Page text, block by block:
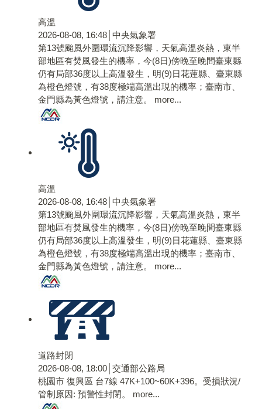
高溫
2026-08-08, 16:48│中央氣象署
第13號颱風外圍環流沉降影響，天氣高溫炎熱，東半
部地區有焚風發生的機率，今(8日)傍晚至晚間臺東縣
仍有局部36度以上高溫發生，明(9)日花蓮縣、臺東縣
為橙色燈號，有38度極端高溫出現的機率；臺南市、
金門縣為黃色燈號，請注意。 more...
高溫
2026-08-08, 16:48│中央氣象署
第13號颱風外圍環流沉降影響，天氣高溫炎熱，東半
部地區有焚風發生的機率，今(8日)傍晚至晚間臺東縣
仍有局部36度以上高溫發生，明(9)日花蓮縣、臺東縣
為橙色燈號，有38度極端高溫出現的機率；臺南市、
金門縣為黃色燈號，請注意。 more...
道路封閉
2026-08-08, 18:00│交通部公路局
桃園市 復興區 台7線 47K+100~60K+396。受損狀況/
管制原因: 預警性封閉。 more...